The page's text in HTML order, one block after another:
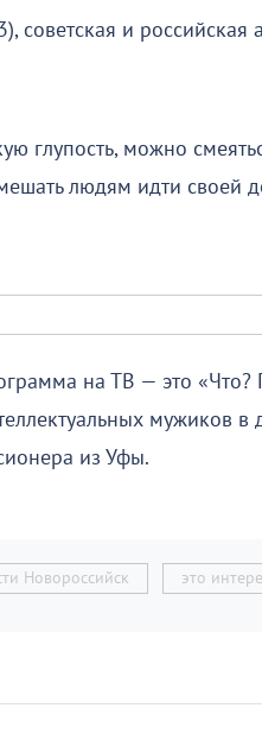
и российская
глупость, можно
людям идти своей
на ТВ — это «Что?
мужиков в
из Уфы.
Новороссийск это